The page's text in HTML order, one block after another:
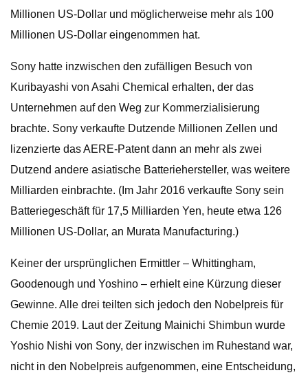
Millionen US-Dollar und möglicherweise mehr als 100
Millionen US-Dollar eingenommen hat.
Sony hatte inzwischen den zufälligen Besuch von
Kuribayashi von Asahi Chemical erhalten, der das
Unternehmen auf den Weg zur Kommerzialisierung
brachte. Sony verkaufte Dutzende Millionen Zellen und
lizenzierte das AERE-Patent dann an mehr als zwei
Dutzend andere asiatische Batteriehersteller, was weitere
Milliarden einbrachte. (Im Jahr 2016 verkaufte Sony sein
Batteriegeschäft für 17,5 Milliarden Yen, heute etwa 126
Millionen US-Dollar, an Murata Manufacturing.)
Keiner der ursprünglichen Ermittler – Whittingham,
Goodenough und Yoshino – erhielt eine Kürzung dieser
Gewinne. Alle drei teilten sich jedoch den Nobelpreis für
Chemie 2019. Laut der Zeitung Mainichi Shimbun wurde
Yoshio Nishi von Sony, der inzwischen im Ruhestand war,
nicht in den Nobelpreis aufgenommen, eine Entscheidung,